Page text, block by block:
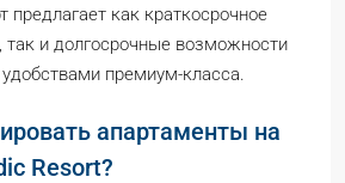
предлагает как краткосрочное
и долгосрочные возможности
премиум-класса.
апартаменты на
Resort?